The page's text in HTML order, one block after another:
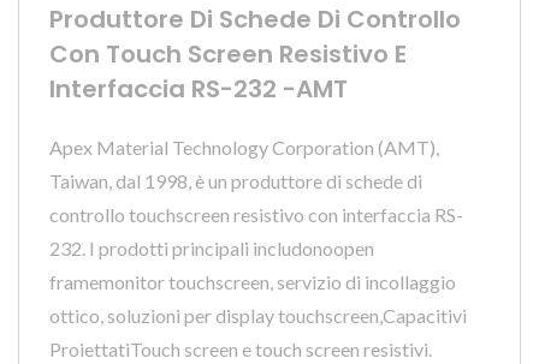
Produttore Di Schede Di Controllo
Con Touch Screen Resistivo E
Interfaccia RS-232 -AMT
Apex Material Technology Corporation (AMT),
Taiwan, dal 1998, è un produttore di schede di
controllo touchscreen resistivo con interfaccia RS-
232. I prodotti principali includonoopen
framemonitor touchscreen, servizio di incollaggio
ottico, soluzioni per display touchscreen,Capacitivi
ProiettatiTouch screen e touch screen resistivi.